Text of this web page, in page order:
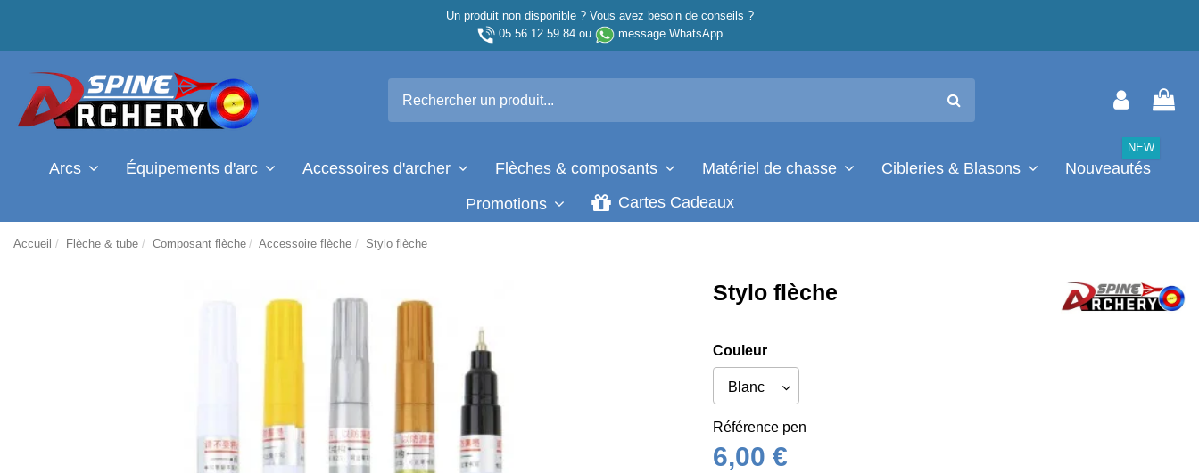
Un produit non disponible ? Vous avez besoin de conseils ?
05 56 12 59 84ou message WhatsApp
Arcs Équipements d'arc Accessoires d'archer Flèches & composants Matériel de chasse Cibleries & Blasons Nouveautés
NEW
Promotions Cartes Cadeaux
Accueil Flèche & tube Composant flèche Accessoire flèche Stylo flèche
Stylo flèche
Couleur
Référence pen
6,00 €